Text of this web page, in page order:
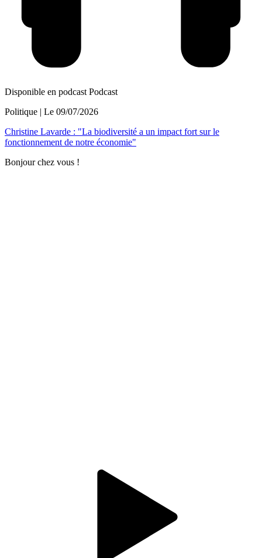
Disponible en podcast Podcast
Politique | Le 09/07/2026
Christine Lavarde : "La biodiversité a un impact fort sur le
fonctionnement de notre économie"
Bonjour chez vous !